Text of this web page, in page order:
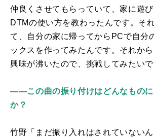
仲良くさせてもらっていて、家に遊び
DTMの使い方を教わったんです。そ
て、自分の家に帰ってから PCで自分
ックスを作ってみたんです。それか
興味が沸いたので、挑戦してみたいで
――この曲の振り付けはどんなものに
か？
竹野「まだ振り入れはされていない